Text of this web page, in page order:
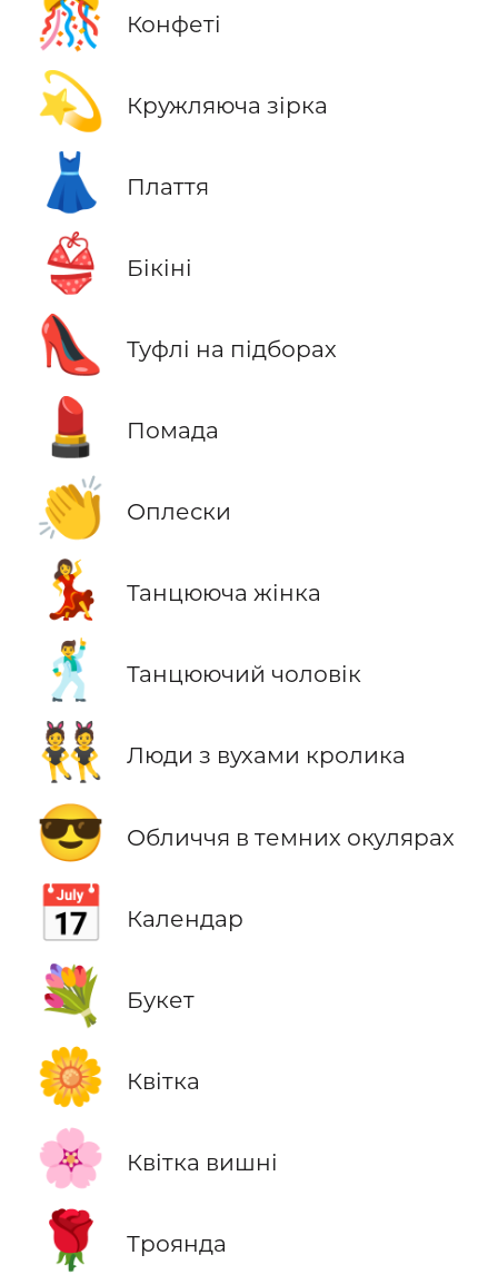
🎊 Конфеті
💫 Кружляюча зірка
👗 Плаття
👙 Бікіні
👠 Туфлі на підборах
💄 Помада
👏 Оплески
💃 Танцююча жінка
🕺 Танцюючий чоловік
👯 Люди з вухами кролика
😎 Обличчя в темних окулярах
📅 Календар
💐 Букет
🌼 Квітка
🌸 Квітка вишні
🌹 Троянда